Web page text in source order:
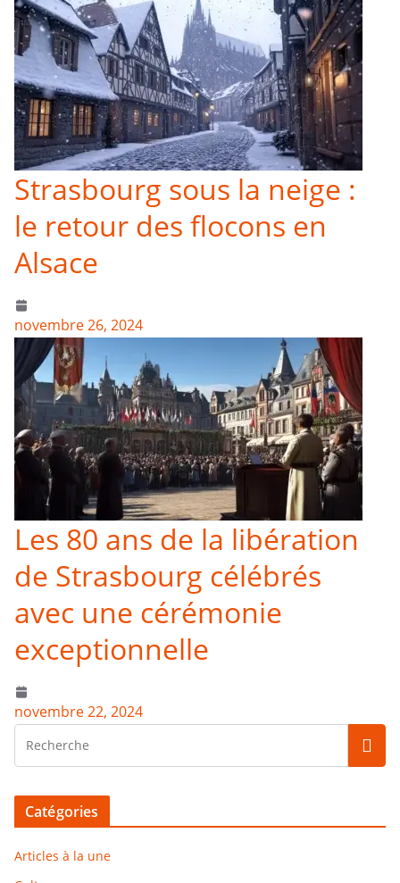
Strasbourg sous la neige :
le retour des flocons en
Alsace
novembre 26, 2024
Les 80 ans de la libération
de Strasbourg célébrés
avec une cérémonie
exceptionnelle
novembre 22, 2024
Catégories
Articles à la une